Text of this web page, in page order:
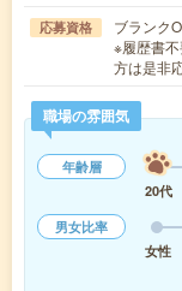
応募資格
ブランク
※履歴書
方は是非
職場の雰囲気
年齢層
20代
男女比率
女性